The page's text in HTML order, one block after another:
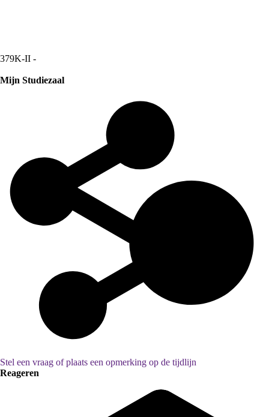
379K-II -
Mijn Studiezaal
Stel een vraag of plaats een opmerking op de tijdlijn
Reageren